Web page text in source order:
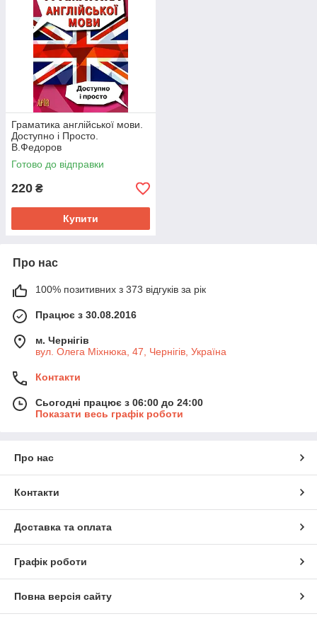
Граматика англійської мови.
Доступно і Просто.
В.Федоров
Готово до відправки
220 ₴
Купити
Про нас
100% позитивних з 373 відгуків за рік
Працює з 30.08.2016
м. Чернігів
вул. Олега Міхнюка, 47, Чернігів, Україна
Контакти
Сьогодні працює з 06:00 до 24:00
Показати весь графік роботи
Про нас
Контакти
Доставка та оплата
Графік роботи
Повна версія сайту